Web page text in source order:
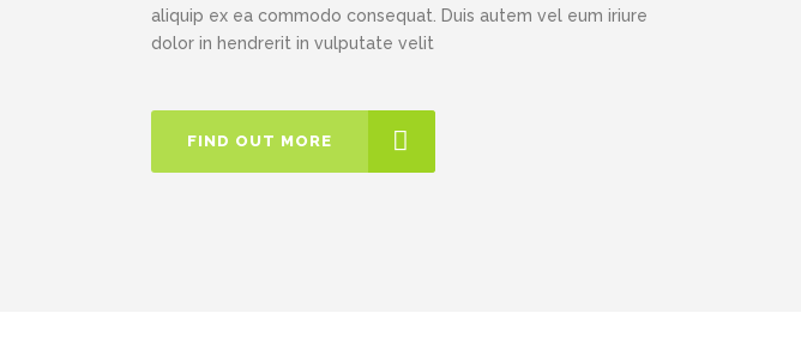
aliquip ex ea commodo consequat. Duis autem vel eum iriure
dolor in hendrerit in vulputate velit
FIND OUT MORE